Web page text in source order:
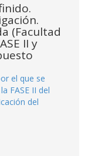
(Facultad
II y
el que se
FASE II del
del